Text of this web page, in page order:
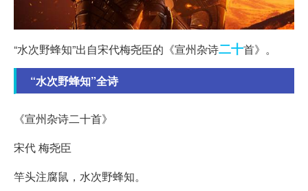
“水次野蜂知”出自宋代梅尧臣的《宣州杂诗二十首》。
“水次野蜂知”全诗
《宣州杂诗二十首》
宋代 梅尧臣
竿头注腐鼠，水次野蜂知。